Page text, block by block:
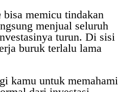
bisa memicu tindakan
menjual seluruh
turun. Di sisi
buruk terlalu lama
kamu untuk memahami